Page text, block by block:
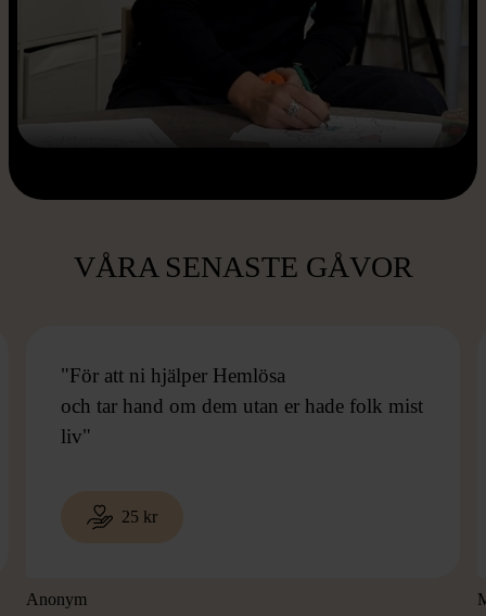
VÅRA SENASTE GÅVOR
"För att ni hjälper Hemlösa
och tar hand om dem utan er hade folk mist
liv"
25 kr
Anonym